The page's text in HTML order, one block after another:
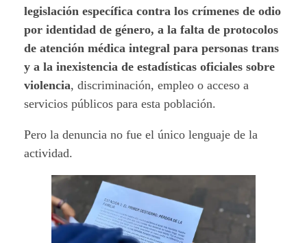
legislación específica contra los crímenes de odio
por identidad de género, a la falta de protocolos
de atención médica integral para personas trans
y a la inexistencia de estadísticas oficiales sobre
violencia, discriminación, empleo o acceso a
servicios públicos para esta población.
Pero la denuncia no fue el único lenguaje de la
actividad.